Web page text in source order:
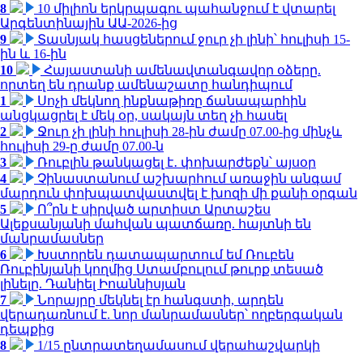
8
10 միլիոն երկրպագու պահանջում է վտարել
Արգենտինային ԱԱ-2026-ից
9
Տասնյակ հասցեներում ջուր չի լինի՝ հուլիսի 15-
ին և 16-ին
10
Հայաստանի ամենավտանգավոր օձերը.
որտեղ են դրանք ամենաշատը հանդիպում
1
Սոչի մեկնող ինքնաթիռը ճանապարհին
անցկացրել է մեկ օր, սակայն տեղ չի հասել
2
Ջուր չի լինի հուլիսի 28-ին ժամը 07.00-ից մինչև
հուլիսի 29-ը ժամը 07.00-ն
3
Ռուբլին թանկացել է․ փոխարժեքն՝ այսօր
4
Չինաստանում աշխարհում առաջին անգամ
մարդուն փոխպատվաստվել է խոզի մի քանի օրգան
5
Ո՞րն է սիրված արտիստ Արտաշես
Ալեքսանյանի մահվան պատճառը. հայտնի են
մանրամասներ
6
Խստորեն դատապարտում եմ Ռուբեն
Ռուբինյանի կողմից Ստամբուլում թուրք տեսած
լինելը. Դանիել Իոաննիսյան
7
Նորայրը մեկնել էր հանգստի, արդեն
վերադառնում է. նոր մանրամասներ՝ ողբերգական
դեպքից
8
1/15 ընտրատեղամասում վերահաշվարկի